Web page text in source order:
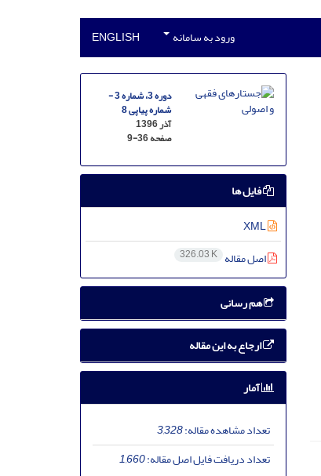
ورود به سامانه ENGLISH
دوره 3، شماره 3 -
شماره پیاپی 8
آذر 1396
صفحه9-36
فایل ها
XML
اصل مقاله 326.03 K
هم رسانی
ارجاع به این مقاله
آمار
تعداد مشاهده مقاله:3,328
تعداد دریافت فایل اصل مقاله:1,660